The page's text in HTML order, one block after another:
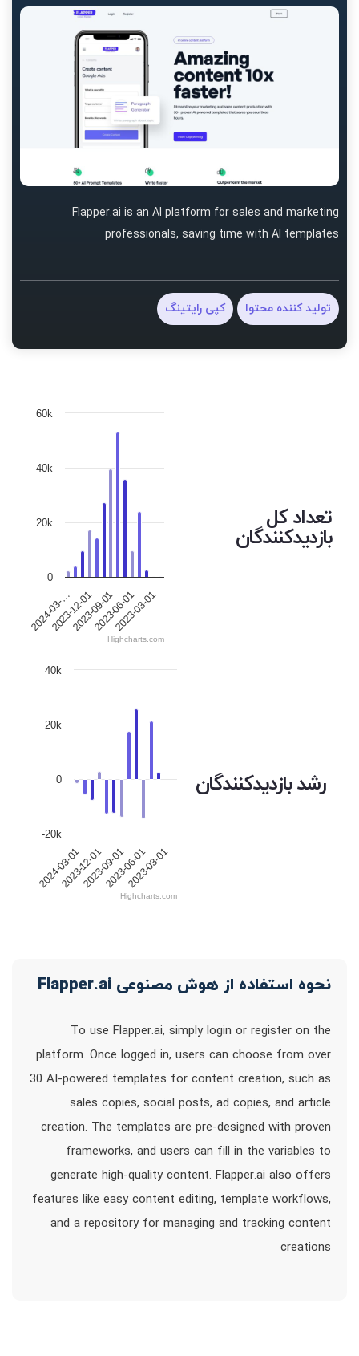
Flapper.ai is an AI platform for sales and marketing
professionals, saving time with AI templates
تولید کننده محتوا کپی رایتینگ
تعداد کل
بازدیدکنندگان
2024-03-…
2023-12-012023-09-012023-06-01
2023-03-01
0
20k
40k
60k
Highcharts.com
رشد بازدیدکنندگان
2024-03-01
2023-12-012023-09-012023-06-012023-03-01
-20k
0
20k
40k
Highcharts.com
نحوه استفاده از هوش مصنوعی Flapper.ai
To use Flapper.ai, simply login or register on the
platform. Once logged in, users can choose from over
30 AI-powered templates for content creation, such as
sales copies, social posts, ad copies, and article
creation. The templates are pre-designed with proven
frameworks, and users can fill in the variables to
generate high-quality content. Flapper.ai also offers
features like easy content editing, template workflows,
and a repository for managing and tracking content
creations